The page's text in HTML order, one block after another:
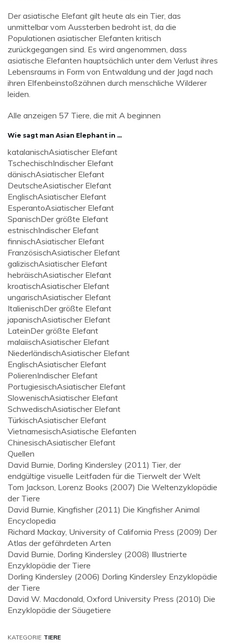
Der asiatische Elefant gilt heute als ein Tier, das
unmittelbar vom Aussterben bedroht ist, da die
Populationen asiatischer Elefanten kritisch
zurückgegangen sind. Es wird angenommen, dass
asiatische Elefanten hauptsächlich unter dem Verlust ihres
Lebensraums in Form von Entwaldung und der Jagd nach
ihren Elfenbeinstoßzähnen durch menschliche Wilderer
leiden.
Alle anzeigen 57 Tiere, die mit A beginnen
Wie sagt man Asian Elephant in ...
katalanischAsiatischer Elefant
TschechischIndischer Elefant
dänischAsiatischer Elefant
DeutscheAsiatischer Elefant
EnglischAsiatischer Elefant
EsperantoAsiatischer Elefant
SpanischDer größte Elefant
estnischIndischer Elefant
finnischAsiatischer Elefant
FranzösischAsiatischer Elefant
galizischAsiatischer Elefant
hebräischAsiatischer Elefant
kroatischAsiatischer Elefant
ungarischAsiatischer Elefant
ItalienischDer größte Elefant
japanischAsiatischer Elefant
LateinDer größte Elefant
malaiischAsiatischer Elefant
NiederländischAsiatischer Elefant
EnglischAsiatischer Elefant
PolierenIndischer Elefant
PortugiesischAsiatischer Elefant
SlowenischAsiatischer Elefant
SchwedischAsiatischer Elefant
TürkischAsiatischer Elefant
VietnamesischAsiatische Elefanten
ChinesischAsiatischer Elefant
Quellen
David Burnie, Dorling Kindersley (2011) Tier, der
endgültige visuelle Leitfaden für die Tierwelt der Welt
Tom Jackson, Lorenz Books (2007) Die Weltenzyklopädie
der Tiere
David Burnie, Kingfisher (2011) Die Kingfisher Animal
Encyclopedia
Richard Mackay, University of California Press (2009) Der
Atlas der gefährdeten Arten
David Burnie, Dorling Kindersley (2008) Illustrierte
Enzyklopädie der Tiere
Dorling Kindersley (2006) Dorling Kindersley Enzyklopädie
der Tiere
David W. Macdonald, Oxford University Press (2010) Die
Enzyklopädie der Säugetiere
KATEGORIE TIERE